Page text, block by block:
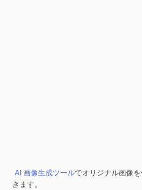
AI 画像生成ツールでオリジナル画像を
きます。